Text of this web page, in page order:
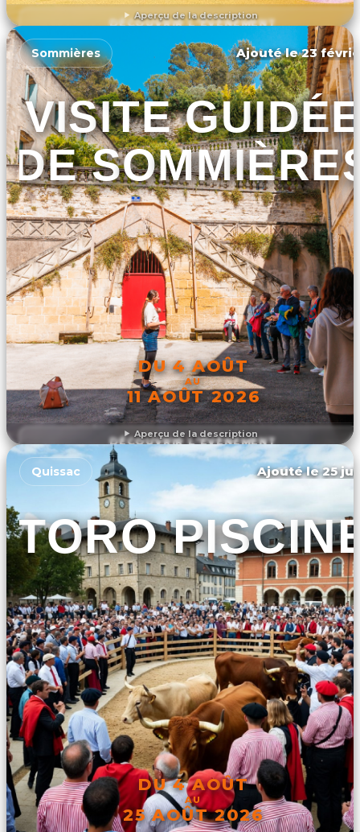
Aperçu de la description
DÉCOUVRIR L'ÉVÉNEMENT
Aperçu de la description
Sommières Ajouté le 23
VISITE
DE
DU 4 AOÛT
AU
11 AOÛT 2026
DÉCOUVRIR L'ÉVÉNEMENT
Quissac Ajouté le 25
TORO
DU 4 AOÛT
AU
25 AOÛT 2026